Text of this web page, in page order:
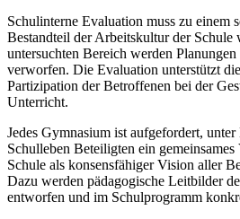
Schulinterne Evaluation muss zu einem
Bestandteil der Arbeitskultur der Schule
untersuchten Bereich werden
verworfen. Die Evaluation unterstützt
Partizipation der Betroffenen bei der
Unterricht.
Jedes Gymnasium ist aufgefordert,
Schulleben Beteiligten ein
Schule als konsensfähiger Vision aller
Dazu werden pädagogische Leitbilder
entworfen und im Schulprogramm